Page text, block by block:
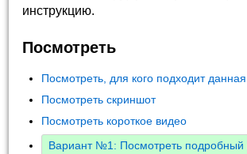
инструкцию.
Посмотреть
Посмотреть, для кого подходит
Посмотреть скриншот
Посмотреть короткое видео
Вариант №1: Посмотреть подробный